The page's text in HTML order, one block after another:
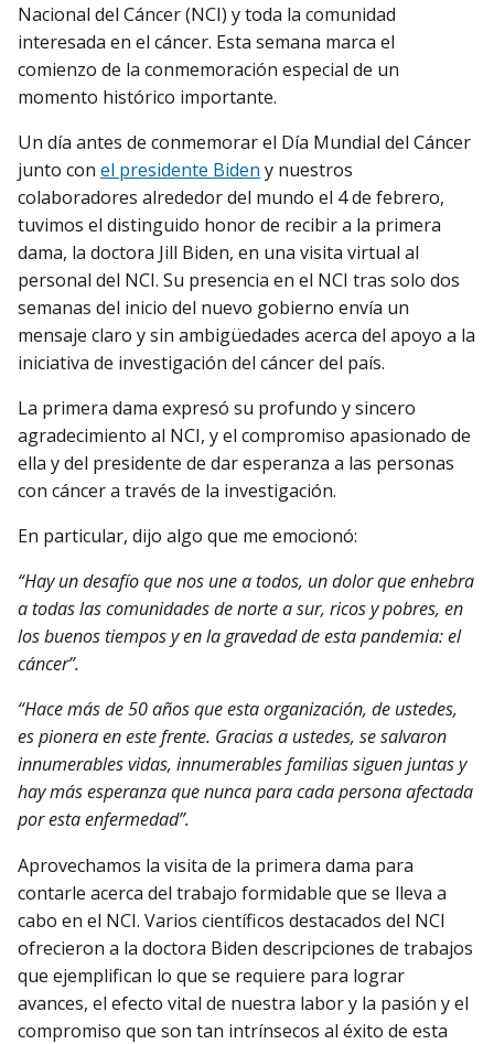
Nacional del Cáncer (NCI) y toda la comunidad
interesada en el cáncer. Esta semana marca el
comienzo de la conmemoración especial de un
momento histórico importante.
Un día antes de conmemorar el Día Mundial del Cáncer
junto con el presidente Biden y nuestros
colaboradores alrededor del mundo el 4 de febrero,
tuvimos el distinguido honor de recibir a la primera
dama, la doctora Jill Biden, en una visita virtual al
personal del NCI. Su presencia en el NCI tras solo dos
semanas del inicio del nuevo gobierno envía un
mensaje claro y sin ambigüedades acerca del apoyo a la
iniciativa de investigación del cáncer del país.
La primera dama expresó su profundo y sincero
agradecimiento al NCI, y el compromiso apasionado de
ella y del presidente de dar esperanza a las personas
con cáncer a través de la investigación.
En particular, dijo algo que me emocionó:
“Hay un desafío que nos une a todos, un dolor que enhebra
a todas las comunidades de norte a sur, ricos y pobres, en
los buenos tiempos y en la gravedad de esta pandemia: el
cáncer”.
“Hace más de 50 años que esta organización, de ustedes,
es pionera en este frente. Gracias a ustedes, se salvaron
innumerables vidas, innumerables familias siguen juntas y
hay más esperanza que nunca para cada persona afectada
por esta enfermedad”.
Aprovechamos la visita de la primera dama para
contarle acerca del trabajo formidable que se lleva a
cabo en el NCI. Varios científicos destacados del NCI
ofrecieron a la doctora Biden descripciones de trabajos
que ejemplifican lo que se requiere para lograr
avances, el efecto vital de nuestra labor y la pasión y el
compromiso que son tan intrínsecos al éxito de esta